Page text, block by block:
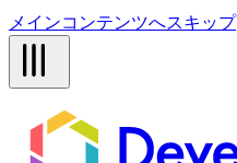
メインコンテンツへスキップ